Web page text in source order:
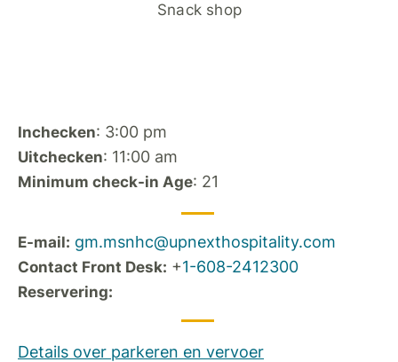
Snack shop
Inchecken: 3:00 pm
Uitchecken: 11:00 am
Minimum check-in Age: 21
E-mail: gm.msnhc@upnexthospitality.com
Contact Front Desk: +1-608-2412300
Reservering:
Details over parkeren en vervoer